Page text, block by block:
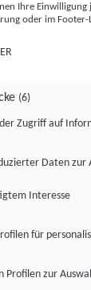
bei
mit
für
Ihre Einwilligung
oder im Footer-
(6)
Zugriff auf
Daten zur
Interesse
für
Profilen zur